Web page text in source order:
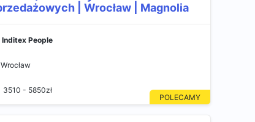
| Wrocław | Magnolia
Inditex People
Wrocław
3510 - 5850zł